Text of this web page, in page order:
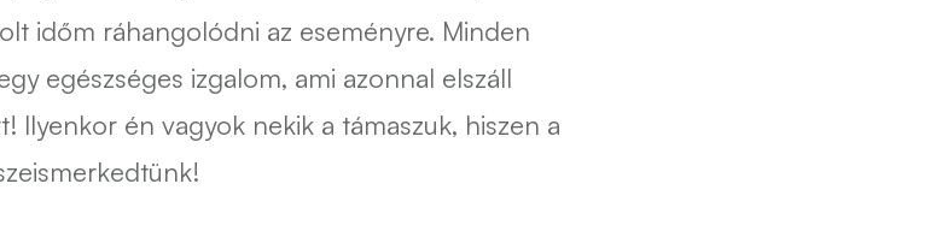
időm ráhangolódni az eseményre. Minden
egészséges izgalom, ami azonnal elszáll
Ilyenkor én vagyok nekik a támaszuk, hiszen a